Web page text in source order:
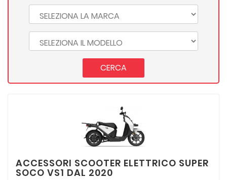
CERCA
ACCESSORI SCOOTER ELETTRICO SUPER
SOCO VS1 DAL 2020